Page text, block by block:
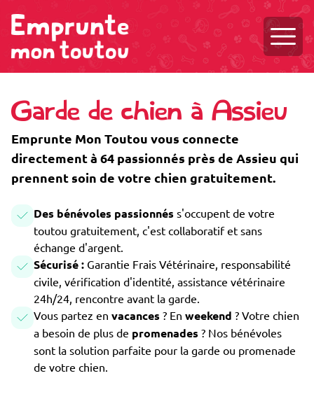
Garde de chien à Assieu
Emprunte Mon Toutou vous connecte
directement à 64 passionnés près de Assieu qui
prennent soin de votre chien gratuitement.
Des bénévoles passionnés s'occupent de votre
toutou gratuitement, c'est collaboratif et sans
échange d'argent.
Sécurisé : Garantie Frais Vétérinaire, responsabilité
civile, vérification d'identité, assistance vétérinaire
24h/24, rencontre avant la garde.
Vous partez en vacances ? En weekend ? Votre chien
a besoin de plus de promenades ? Nos bénévoles
sont la solution parfaite pour la garde ou promenade
de votre chien.